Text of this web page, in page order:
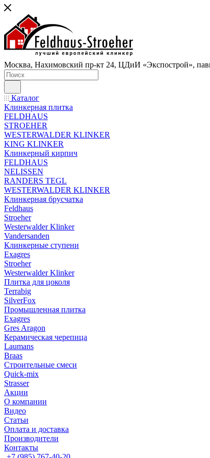
Москва, Нахимовский пр-кт 24, ЦДиИ «Экспострой»,
Каталог
Клинкерная плитка
FELDHAUS
STROEHER
WESTERWALDER KLINKER
KING KLINKER
Клинкерный кирпич
FELDHAUS
NELISSEN
RANDERS TEGL
WESTERWALDER KLINKER
Клинкерная брусчатка
Feldhaus
Stroeher
Westerwalder Klinker
Vandersanden
Клинкерные ступени
Exagres
Stroeher
Westerwalder Klinker
Плитка для цоколя
Terrabig
SilverFox
Промышленная плитка
Exagres
Gres Aragon
Керамическая черепица
Laumans
Braas
Строительные смеси
Quick-mix
Strasser
Акции
О компании
Видео
Статьи
Оплата и доставка
Производители
Контакты